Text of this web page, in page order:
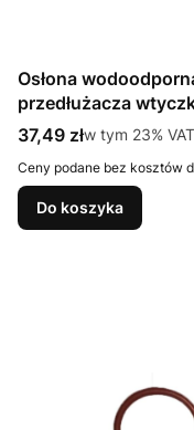
Osłona
przedłużacza
Cena brutto
37,49 złw tym %s VAT
w tym 23% VAT
Ceny podane bez kosztów
Do koszyka